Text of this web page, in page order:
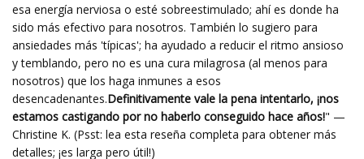
esa energía nerviosa o esté sobreestimulado; ahí es donde ha
sido más efectivo para nosotros. También lo sugiero para
ansiedades más 'típicas'; ha ayudado a reducir el ritmo ansioso
y temblando, pero no es una cura milagrosa (al menos para
nosotros) que los haga inmunes a esos
desencadenantes.Definitivamente vale la pena intentarlo, ¡nos
estamos castigando por no haberlo conseguido hace años!" —
Christine K. (Psst: lea esta reseña completa para obtener más
detalles; ¡es larga pero útil!)